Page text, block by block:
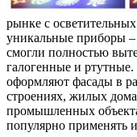
рынке с
уникальные приборы –
смогли полностью
галогенные и
оформляют фасады в
строениях, жилых
промышленных
популярно применять